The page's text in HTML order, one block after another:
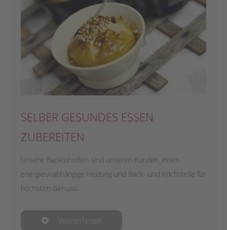
SELBER GESUNDES ESSEN
ZUBEREITEN
Unsere Backrohröfen sind unseren Kunden_innen
energieunabhängige Heizung und Back- und Kochstelle für
höchsten Genuss.
Weiterlesen